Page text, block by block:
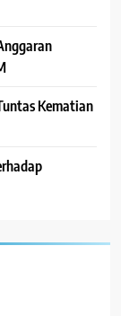
Kematian